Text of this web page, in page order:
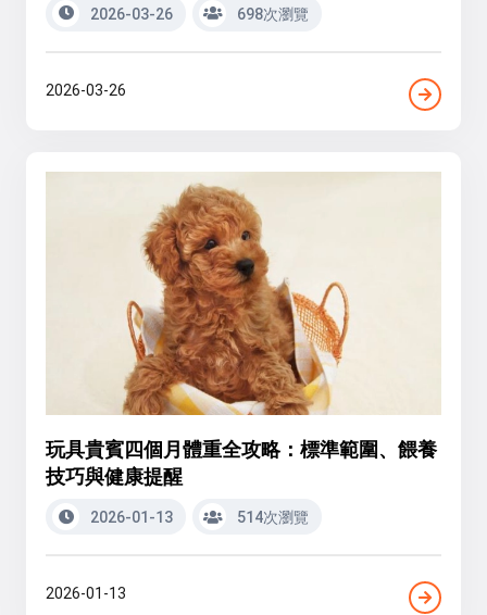
2026-03-26 698次瀏覽
2026-03-26
玩具貴賓四個月體重全攻略：標準範圍、餵養
技巧與健康提醒
2026-01-13 514次瀏覽
2026-01-13